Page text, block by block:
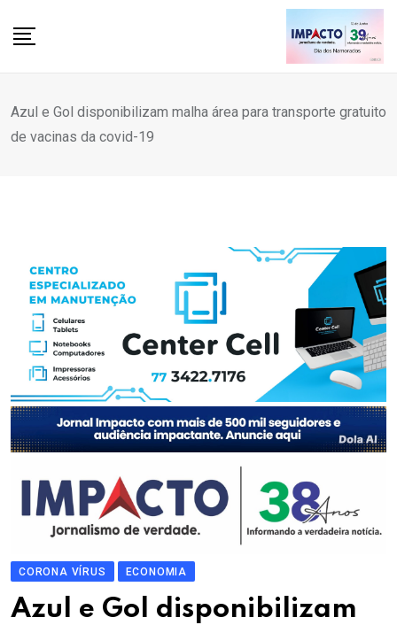
Azul e Gol disponibilizam malha área para transporte gratuito
de vacinas da covid-19
CORONA VÍRUS ECONOMIA
Azul e Gol disponibilizam